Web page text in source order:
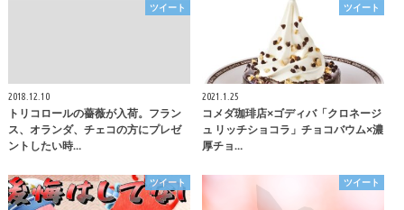
ツイート
2018.12.10
トリコロールの薔薇が入荷。フラン
ス、オランダ、チェコの方にプレゼ
ントしたい時…
ツイート
2021.1.25
コメダ珈琲店×ゴディバ「クロネージ
ュ リッチショコラ」チョコバウム×濃
厚チョ…
ツイート ツイート